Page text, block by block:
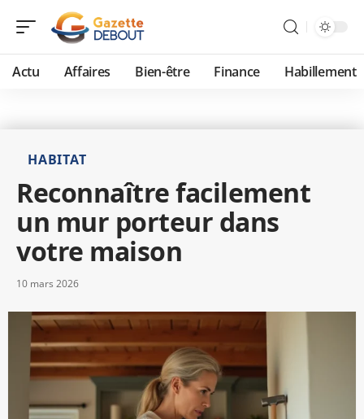
Actu Affaires Bien-être Finance Habillement
HABITAT
Reconnaître facilement
un mur porteur dans
votre maison
10 mars 2026